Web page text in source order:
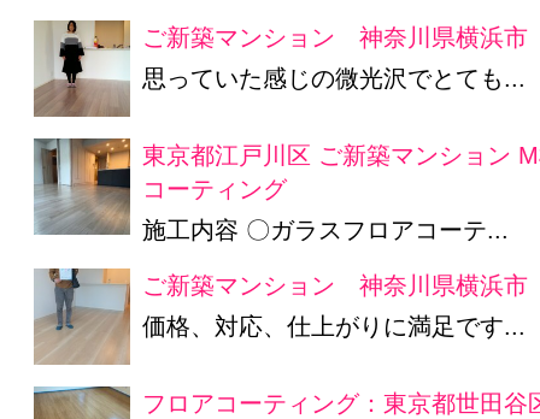
ご新築マンション 神奈川県横浜
思っていた感じの微光沢でとても...
東京都江戸川区 ご新築マンション
コーティング
施工内容 〇ガラスフロアコーテ...
ご新築マンション 神奈川県横浜
価格、対応、仕上がりに満足です...
フロアコーティング：東京都世田谷